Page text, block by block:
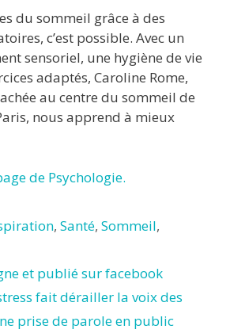
du sommeil grâce à des
c’est possible. Avec un
sensoriel, une hygiène de vie
adaptés, Caroline Rome,
au centre du sommeil de
nous apprend à mieux
de Psychologie.
,Santé,Sommeil,
et publié sur facebook
fait dérailler la voix des
prise de parole en public